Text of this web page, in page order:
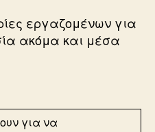
εργαζομένων για
ακόμα και μέσα